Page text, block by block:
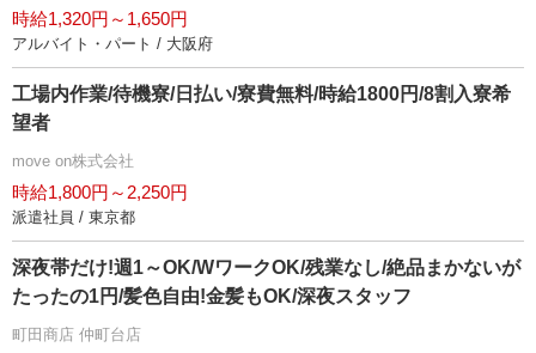
時給1,320円～1,650円
アルバイト・パート / 大阪府
工場内作業/待機寮/日払い/寮費無料/時給1800円/8割入寮希
望者
move on株式会社
時給1,800円～2,250円
派遣社員 / 東京都
深夜帯だけ!週1～OK/WワークOK/残業なし/絶品まかないが
たったの1円/髪色自由!金髪もOK/深夜スタッフ
町田商店 仲町台店